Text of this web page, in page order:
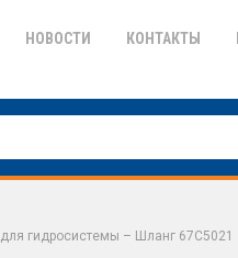
НОВОСТИ КОНТАКТЫ
гидросистемы – Шланг 67C5021